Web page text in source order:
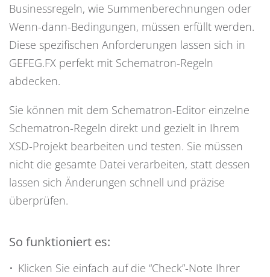
Businessregeln, wie Summenberechnungen oder
Wenn-dann-Bedingungen, müssen erfüllt werden.
Diese spezifischen Anforderungen lassen sich in
GEFEG.FX perfekt mit Schematron-Regeln
abdecken.
Sie können mit dem Schematron-Editor einzelne
Schematron-Regeln direkt und gezielt in Ihrem
XSD-Projekt bearbeiten und testen. Sie müssen
nicht die gesamte Datei verarbeiten, statt dessen
lassen sich Änderungen schnell und präzise
überprüfen.
So funktioniert es:
Klicken Sie einfach auf die “Check”-Note Ihrer